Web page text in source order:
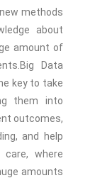
methods
about
amount of
Data
key to take
them into
outcomes,
and help
where
amounts